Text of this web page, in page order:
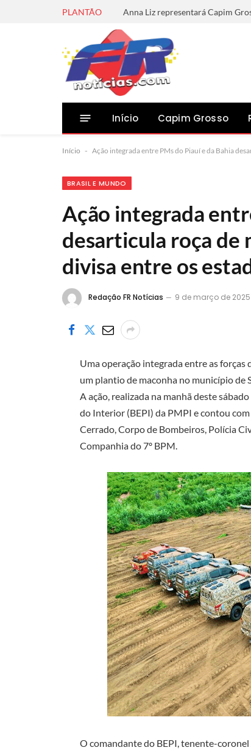
PLANTÃO
Início Capim Grosso
Início - Ação integrada entre PMs do Piauí e da Bahia
BRASIL E MUNDO
Ação integrada
desarticula roça de
divisa entre os
Redação FR Notícias 9 de março de 2025
Uma operação integrada entre as forças
um plantio de maconha no município de
A ação, realizada na manhã deste
do Interior (BEPI) da PMPI e contou
Cerrado, Corpo de Bombeiros, Polícia
Companhia do 7º BPM.
O comandante do BEPI, tenente-